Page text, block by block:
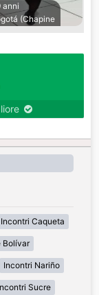
anni
(Chapine
Incontri Caqueta
Bolívar
Incontri Nariño
Sucre